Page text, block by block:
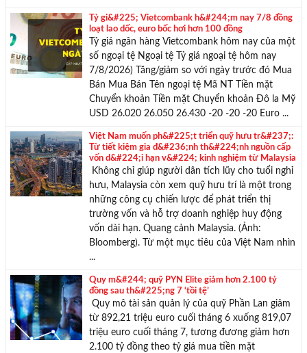
TƯ VẤN MIỄN PHÍ
chúng tôi sẽ giúp bạn tìm được BĐS ưng ý!
Tỷ gi&#225; Vietcombank h&#244;m nay 7/8 đồng
loạt lao dốc, euro bốc hơi hơn 100 đồng
Tỷ giá ngân hàng Vietcombank hôm nay của một
số ngoại tệ Ngoại tệ Tỷ giá ngoại tệ hôm nay
7/8/2026) Tăng/giảm so với ngày trước đó Mua
Bán Mua Bán Tên ngoại tệ Mã NT Tiền mặt
Chuyển khoản Tiền mặt Chuyển khoản Đô la Mỹ
USD 26.020 26.050 26.430 -20 -20 -20 Euro ...
Việt Nam muốn ph&#225;t triển quỹ hưu tr&#237;:
Từ tiết kiệm gia đ&#236;nh th&#224;nh nguồn cấp
vốn d&#224;i hạn v&#224; kinh nghiệm từ Malaysia
Không chỉ giúp người dân tích lũy cho tuổi nghỉ
hưu, Malaysia còn xem quỹ hưu trí là một trong
những công cụ chiến lược để phát triển thị
trường vốn và hỗ trợ doanh nghiệp huy động
vốn dài hạn. Quang cảnh Malaysia. (Ảnh:
Bloomberg). Từ một mục tiêu của Việt Nam nhìn
...
Quy m&#244; quỹ PYN Elite giảm hơn 2.100 tỷ
đồng sau th&#225;ng 7 ‘tồi tệ’
Quy mô tài sản quản lý của quỹ Phần Lan giảm
từ 892,21 triệu euro cuối tháng 6 xuống 819,07
triệu euro cuối tháng 7, tương đương giảm hơn
2.100 tỷ đồng theo tỷ giá mua tiền mặt